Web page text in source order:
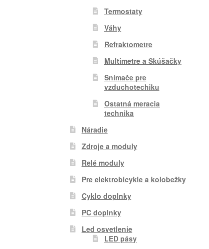
Termostaty
Váhy
Refraktometre
Multimetre a Skúšačky
Snímače pre
vzduchotechiku
Ostatná meracia
technika
Náradie
Zdroje a moduly
Relé moduly
Pre elektrobicykle a kolobežky
Cyklo doplnky
PC doplnky
Led osvetlenie
LED pásy